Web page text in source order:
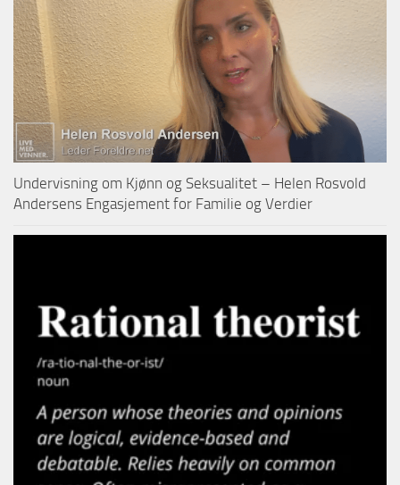
Undervisning om Kjønn og Seksualitet – Helen Rosvold
Andersens Engasjement for Familie og Verdier